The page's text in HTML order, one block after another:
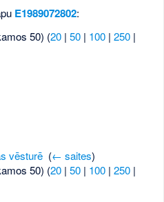
E1989072802:
50) (20 |50 | 100 |250 |
vēsturē‎ (← saites)
50) (20 |50 | 100 |250 |